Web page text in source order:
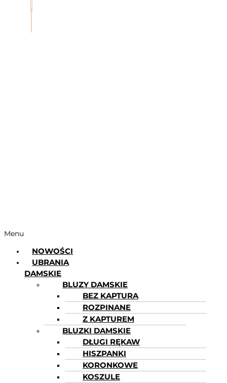
Menu
NOWOŚCI
UBRANIA
DAMSKIE
BLUZY DAMSKIE
BEZ KAPTURA
ROZPINANE
Z KAPTUREM
BLUZKI DAMSKIE
DŁUGI RĘKAW
HISZPANKI
KORONKOWE
KOSZULE